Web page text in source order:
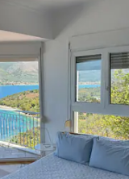
5つ星の平均評価